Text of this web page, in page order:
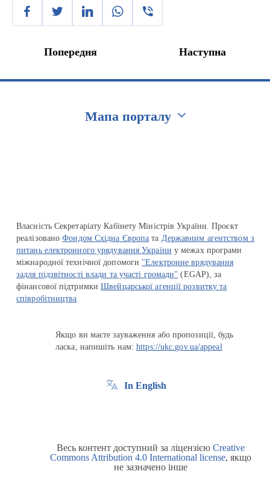
Попередня Наступна
Мапа порталу
Власність Секретаріату Кабінету Міністрів України. Проєкт
реалізованоФондом Східна Європа та Державним агентством з
питань електронного урядування України у межах програми
міжнародної технічної допомоги "Електронне врядування
задля підзвітності влади та участі громади" (EGAP), за
фінансової підтримкиШвейцарської агенції розвитку та
співробітництва
Якщо ви маєте зауваження або пропозиції, будь
ласка, напишіть нам:https://ukc.gov.ua/appeal
In English
Весь контент доступний за ліцензією Creative
Commons Attribution 4.0 International license, якщо
не зазначено інше